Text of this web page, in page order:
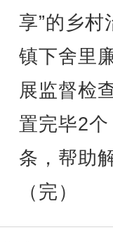
享”的乡
镇下舍里
展监督检
置完毕2
条，帮助
（完）